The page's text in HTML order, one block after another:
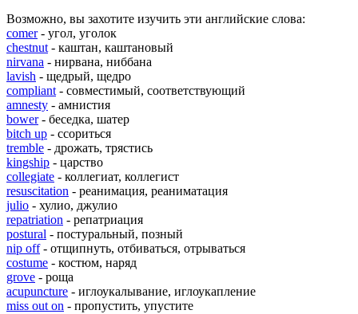
Возможно, вы захотите изучить эти английские слова:
comer- угол, уголок
chestnut - каштан, каштановый
nirvana - нирвана, ниббана
lavish - щедрый, щедро
compliant - совместимый, соответствующий
amnesty - амнистия
bower- беседка, шатер
bitch up - ссориться
tremble - дрожать, трястись
kingship - царство
collegiate - коллегиат, коллегист
resuscitation - реанимация, реаниматация
julio - хулио, джулио
repatriation - репатриация
postural - постуральный, позный
nip off- отщипнуть, отбиваться, отрываться
costume - костюм, наряд
grove - роща
acupuncture - иглоукалывание, иглоукапление
miss out on - пропустить, упустите